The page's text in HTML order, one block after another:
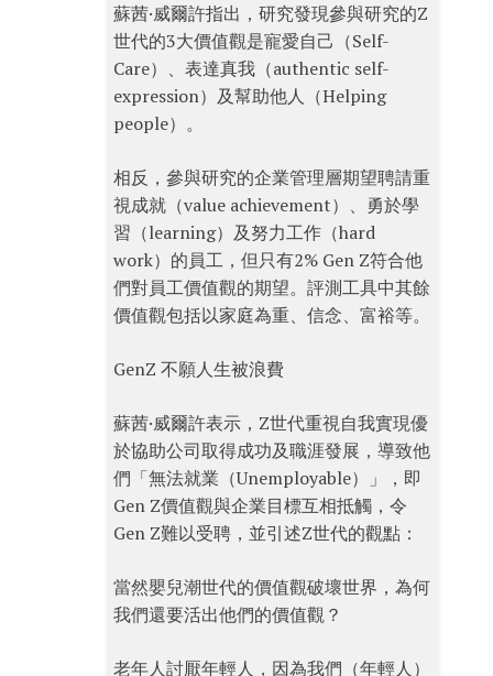
蘇茜·威爾許指出，研究發現參與研究的Z
世代的3大價值觀是寵愛自己（Self-
Care）、表達真我（authentic self-
expression）及幫助他人（Helping
people）。
相反，參與研究的企業管理層期望聘請重
視成就（value achievement）、勇於學
習（learning）及努力工作（hard
work）的員工，但只有2% Gen Z符合他
們對員工價值觀的期望。評測工具中其餘
價值觀包括以家庭為重、信念、富裕等。
GenZ 不願人生被浪費
蘇茜·威爾許表示，Z世代重視自我實現優
於協助公司取得成功及職涯發展，導致他
們「無法就業（Unemployable）」，即
Gen Z價值觀與企業目標互相抵觸，令
Gen Z難以受聘，並引述Z世代的觀點：
當然嬰兒潮世代的價值觀破壞世界，為何
我們還要活出他們的價值觀？
老年人討厭年輕人，因為我們（年輕人）